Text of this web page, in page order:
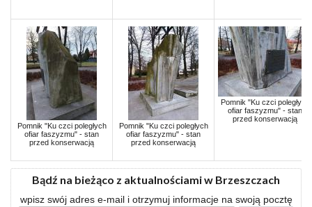
Pomnik "Ku czci poległych
ofiar faszyzmu" - stan
przed konserwacją
Pomnik "Ku czci poległych
ofiar faszyzmu" - stan
przed konserwacją
Pomnik "Ku czci poległych
ofiar faszyzmu" - stan
przed konserwacją
Bądź na bieżąco z aktualnościami w Brzeszczach
wpisz swój adres e-mail i otrzymuj informacje na swoją pocztę